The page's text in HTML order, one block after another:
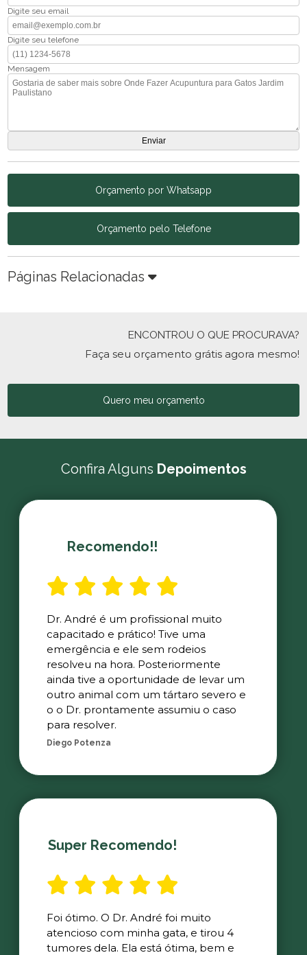
Digite seu email
Digite seu telefone
Mensagem
Orçamento por Whatsapp
Orçamento pelo Telefone
Páginas Relacionadas
ENCONTROU O QUE PROCURAVA?
Faça seu orçamento grátis agora mesmo!
Quero meu orçamento
Confira Alguns Depoimentos
Recomendo!!
Dr. André é um profissional muito
capacitado e prático! Tive uma
emergência e ele sem rodeios
resolveu na hora. Posteriormente
ainda tive a oportunidade de levar um
outro animal com um tártaro severo e
o o Dr. prontamente assumiu o caso
para resolver.
Diego Potenza
Super Recomendo!
Foi ótimo. O Dr. André foi muito
atencioso com minha gata, e tirou 4
tumores dela. Ela está ótima, bem e